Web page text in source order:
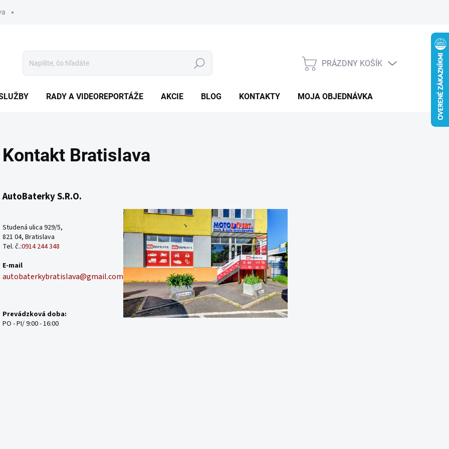
Hľadať
NÁKUPNÝ
PRÁZDNY KOŠÍK
RADY A VIDEOREPORTÁŽE AKCIE BLOG KONTAKTY MOJA OBJEDNÁVKA
Kontakt Bratislava
AutoBaterky S.R.O.
Studená ulica 929/5,
821 04, Bratislava
Tel. č.:0914 244 348
E-mail
autobaterkybratislava@gmail.com
Prevádzková doba:
PO - PI/ 9:00 - 16:00